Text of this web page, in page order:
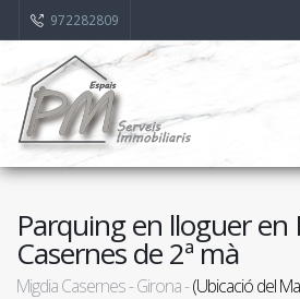
972282809
Parquing en lloguer en
Casernes de 2ª mà
Migdia Casernes - Girona -(Ubicació del